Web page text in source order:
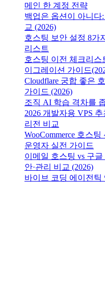
메인 한 계정 전략
백업은 옵션이 아니다
교 (2026)
호스팅 보안 설정 8가
리스트
호스팅 이전 체크리스
이그레이션 가이드
Cloudflare 궁합 좋은
가이드 (2026)
조직 AI 학습 격차를
2026 개발자용 VPS 추
리전 비교
WooCommerce 호스
운영자 실전 가이드
이메일 호스팅 vs 구
안·관리 비교 (2026)
바이브 코딩 에이전틱